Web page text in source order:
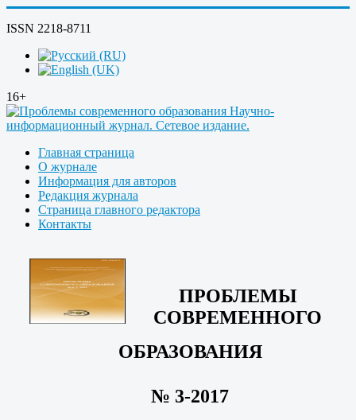
ISSN 2218-8711
16+
Главная страница
О журнале
Информация для авторов
Редакция журнала
Страница главного редактора
Контакты
ПРОБЛЕМЫ
СОВРЕМЕННОГО
ОБРАЗОВАНИЯ
№ 3-2017